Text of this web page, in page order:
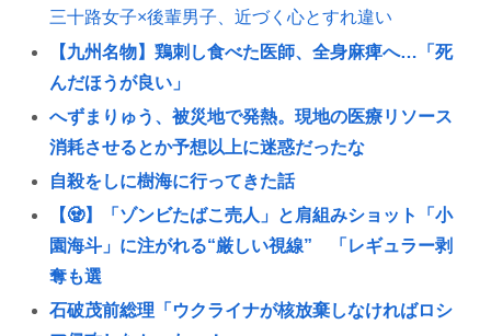
三十路女子×後輩男子、近づく心とすれ違い
【九州名物】鶏刺し食べた医師、全身麻痺へ…「死
んだほうが良い」
へずまりゅう、被災地で発熱。現地の医療リソース
消耗させるとか予想以上に迷惑だったな
自殺をしに樹海に行ってきた話
【🧟】「ゾンビたばこ売人」と肩組みショット「小
園海斗」に注がれる“厳しい視線” 「レギュラー剥
奪も選
石破茂前総理「ウクライナが核放棄しなければロシ